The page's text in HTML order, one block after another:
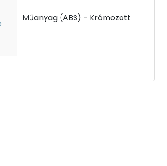
Műanyag (ABS) - Krómozott